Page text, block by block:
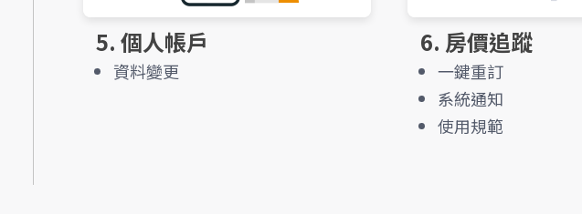
5. 個人帳戶
資料變更
6. 房價追蹤
一鍵重訂
系統通知
使用規範